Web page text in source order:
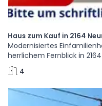
Haus zum Kauf in 2164
Modernisiertes
herrlichem Fernblick in
4